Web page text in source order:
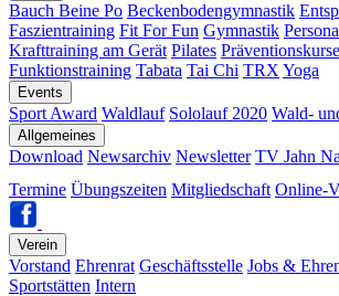
Bauch Beine Po Beckenbodengymnastik
Faszientraining Fit For Fun Gymnastik
Krafttraining am Gerät Pilates Präventionskurse
Funktionstraining Tabata Tai Chi TRX Yoga
Events
Sport Award Waldlauf Sololauf 2020 Wald-
Allgemeines
Download Newsarchiv Newsletter TV Jahn
Termine Übungszeiten Mitgliedschaft Online-
Verein
Vorstand Ehrenrat Geschäftsstelle Jobs &
Sportstätten Intern